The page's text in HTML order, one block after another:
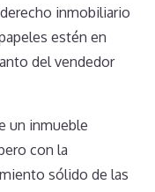
inmobiliario
estén en
del vendedor
un inmueble
con la
sólido de las